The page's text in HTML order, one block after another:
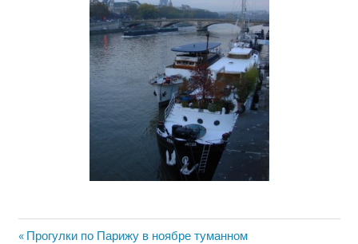
Previous
Прогулки по Парижу в ноябре туманном